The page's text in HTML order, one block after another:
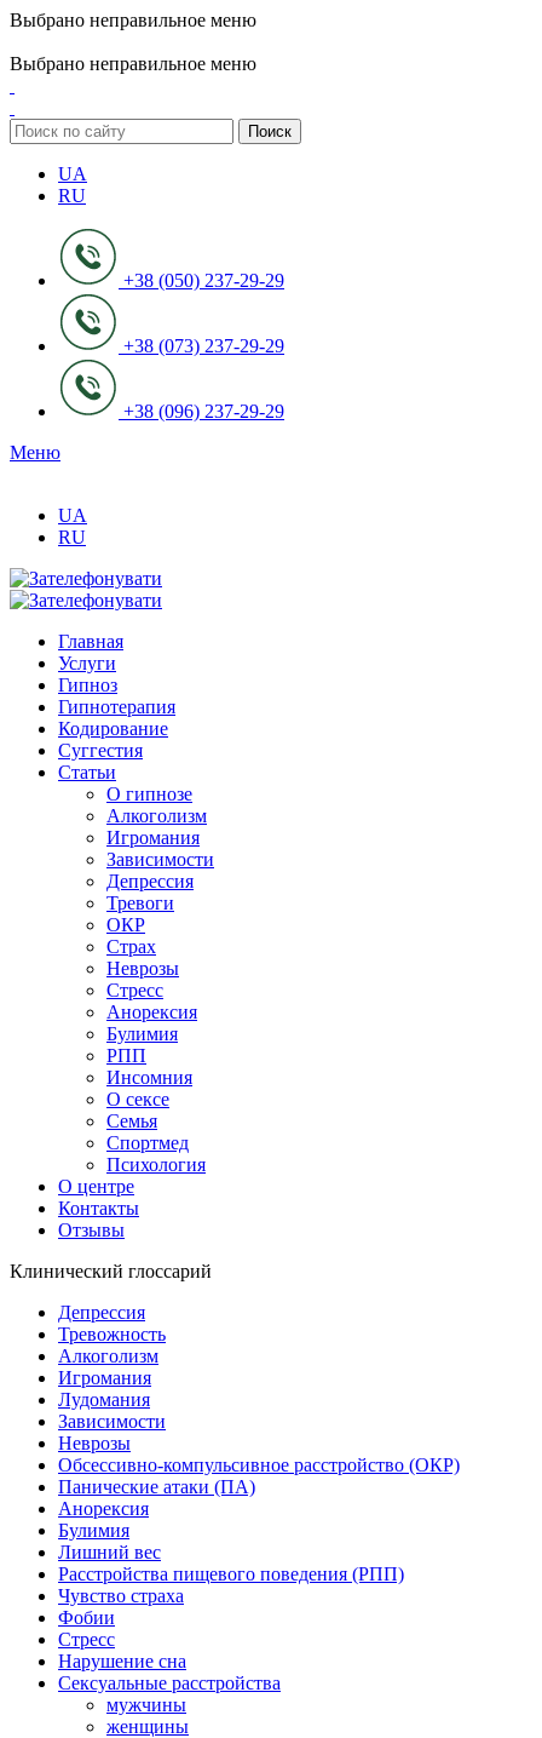
Выбрано неправильное меню
Выбрано неправильное меню
Поиск
UA
RU
+38 (050) 237-29-29
+38 (073) 237-29-29
+38 (096) 237-29-29
Меню
UA
RU
Главная
Услуги
Гипноз
Гипнотерапия
Кодирование
Суггестия
Статьи
О гипнозе
Алкоголизм
Игромания
Зависимости
Депрессия
Тревоги
ОКР
Страх
Неврозы
Стресс
Анорексия
Булимия
РПП
Инсомния
О сексе
Семья
Спортмед
Психология
О центре
Контакты
Отзывы
Клинический глоссарий
Депрессия
Тревожность
Алкоголизм
Игромания
Лудомания
Зависимости
Неврозы
Обсессивно-компульсивное расстройство (ОКР)
Панические атаки (ПА)
Анорексия
Булимия
Лишний вес
Расстройства пищевого поведения (РПП)
Чувство страха
Фобии
Стресс
Нарушение сна
Сексуальные расстройства
мужчины
женщины